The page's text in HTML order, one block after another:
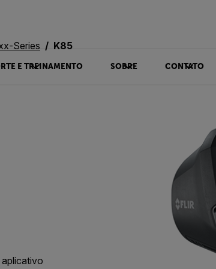
E TREINAMENTO SOBRE CONTATO
Series K85